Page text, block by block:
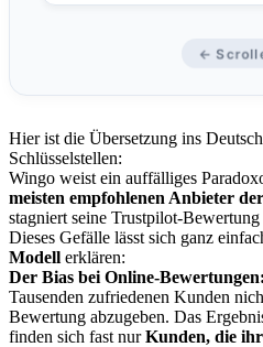
←
Hier ist die Übersetzung ins
Schlüsselstellen:
Wingo weist ein auffälliges
meisten empfohlenen Anbieter
stagniert seine Trustpilot-
Dieses Gefälle lässt sich ganz
Modell erklären:
Der Bias bei Online-Bewertungen:
Tausenden zufriedenen Kunden
Bewertung abzugeben. Das
finden sich fast nurKunden, die